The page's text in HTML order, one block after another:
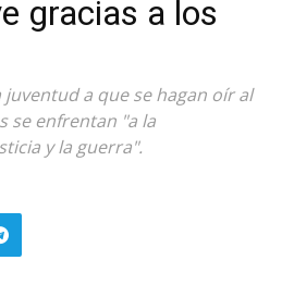
gracias a los
a que se hagan oír al
se enfrentan "a la
y la guerra".